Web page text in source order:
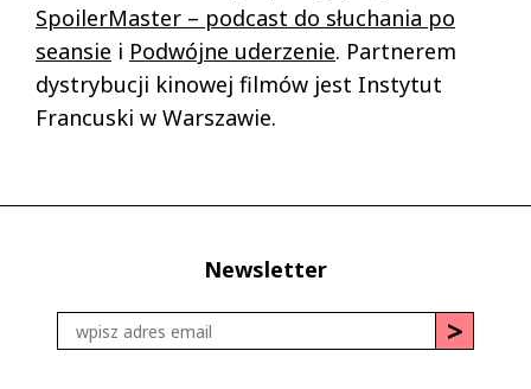
SpoilerMaster – podcast do słuchania po
seansie i Podwójne uderzenie. Partnerem
dystrybucji kinowej filmów jest Instytut
Francuski w Warszawie.
Newsletter